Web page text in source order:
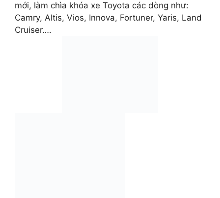
mới, làm chìa khóa xe Toyota các dòng như:
Camry, Altis, Vios, Innova, Fortuner, Yaris, Land
Cruiser….